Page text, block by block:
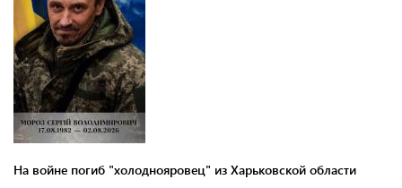
На войне погиб "холоднояровец" из Харьковской области